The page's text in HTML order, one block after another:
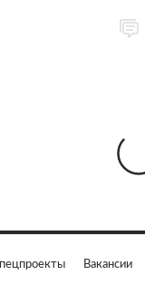
Вакансии